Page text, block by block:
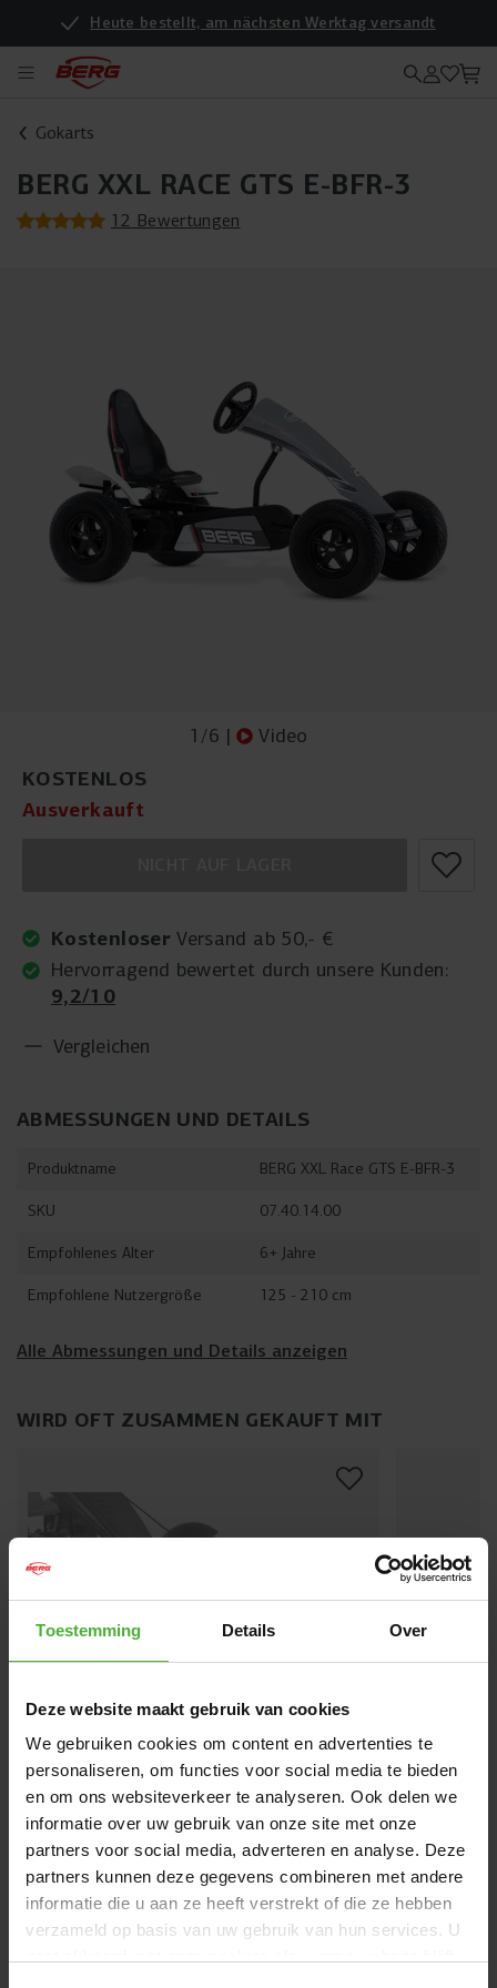
Toestemming Details Over
Deze website maakt gebruik van cookies
We gebruiken cookies om content en advertenties te
personaliseren, om functies voor social media te bieden
en om ons websiteverkeer te analyseren. Ook delen we
informatie over uw gebruik van onze site met onze
partners voor social media, adverteren en analyse. Deze
partners kunnen deze gegevens combineren met andere
informatie die u aan ze heeft verstrekt of die ze hebben
verzameld op basis van uw gebruik van hun services. U
Heute bestellt, am nächsten Werktag versandt
Gokarts
BERG XXL RACE GTS E-BFR-3
12 Bewertungen
1 /6 | Video
ABMESSUNGEN UND DETAILS
Produktname BERG XXL Race GTS E-BFR-3
SKU 07.40.14.00
Empfohlenes Alter 6+ Jahre
Empfohlene Nutzergröße 125 - 210 cm
Alle Abmessungen und Details anzeigen
WIRD OFT ZUSAMMEN GEKAUFT MIT
BERG SCHIEBER XL
(2)
119,-
BERG
19,-
KOSTENLOS
Ausverkauft
KostenloserVersand ab 50,- €
Hervorragend bewertet durch unsere Kunden:
9,2/10
Vergleichen